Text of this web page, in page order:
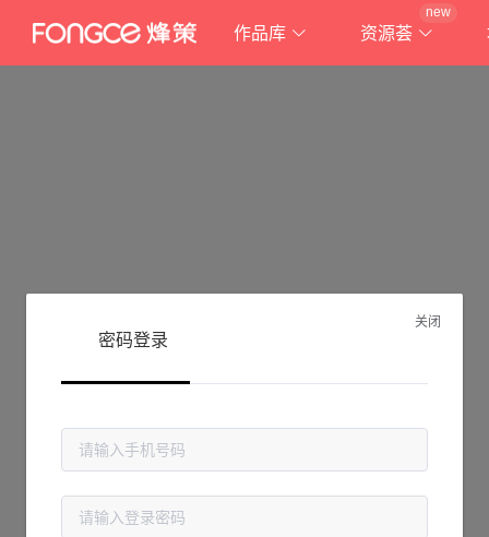
作品库 资源荟
new
抱歉!
请检查您输入的网址是否正确，或点击下面的按钮返回首页。
关闭
密码登录